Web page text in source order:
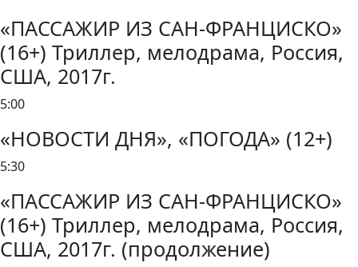
«ПАССАЖИР ИЗ САН-ФРАНЦИСКО»
(16+) Триллер, мелодрама, Россия,
США, 2017г.
5:00
«НОВОСТИ ДНЯ», «ПОГОДА» (12+)
5:30
«ПАССАЖИР ИЗ САН-ФРАНЦИСКО»
(16+) Триллер, мелодрама, Россия,
США, 2017г. (продолжение)